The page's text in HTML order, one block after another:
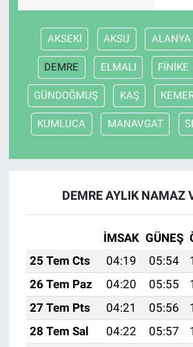
AKSEKİ AKSU ALANYA
DEMRE ELMALI FİNİKE
GÜNDOĞMUŞ KAŞ
KUMLUCA MANAVGAT
DEMRE AYLIK NAMAZ
İMSAK GÜNEŞ
25 Tem Cts
04:19 05:54
26 Tem Paz
04:20 05:55
27 Tem Pts
04:21 05:56
28 Tem Sal
04:22 05:57